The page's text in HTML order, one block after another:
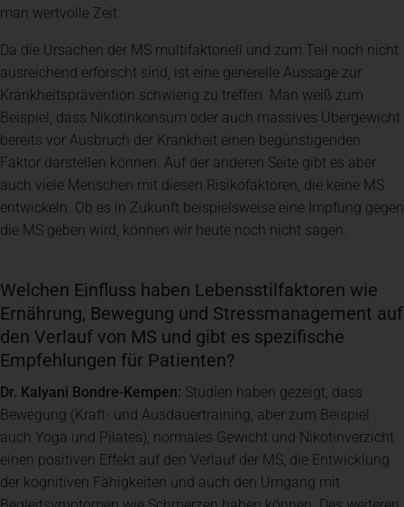
man wertvolle Zeit.
Da die Ursachen der MS multifaktoriell und zum Teil noch nicht
ausreichend erforscht sind, ist eine generelle Aussage zur
Krankheitsprävention schwierig zu treffen. Man weiß zum
Beispiel, dass Nikotinkonsum oder auch massives Übergewicht
bereits vor Ausbruch der Krankheit einen begünstigenden
Faktor darstellen können. Auf der anderen Seite gibt es aber
auch viele Menschen mit diesen Risikofaktoren, die keine MS
entwickeln. Ob es in Zukunft beispielsweise eine Impfung gegen
die MS geben wird, können wir heute noch nicht sagen.
Welchen Einfluss haben Lebensstilfaktoren wie
Ernährung, Bewegung und Stressmanagement auf
den Verlauf von MS und gibt es spezifische
Empfehlungen für Patienten?
Dr. Kalyani Bondre-Kempen: Studien haben gezeigt, dass
Bewegung (Kraft- und Ausdauertraining, aber zum Beispiel
auch Yoga und Pilates), normales Gewicht und Nikotinverzicht
einen positiven Effekt auf den Verlauf der MS, die Entwicklung
der kognitiven Fähigkeiten und auch den Umgang mit